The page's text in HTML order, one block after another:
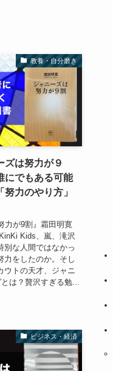
教養・自分磨き
ズは努力が９
にでもある可能
力のやり方」
力が9割』霜田明寛
Kids、嵐、滝沢
な人間ではなかっ
力をしたのか。そし
ウトの天才、ジャニ
は？贅沢すぎる勉...
ビジネス・経済